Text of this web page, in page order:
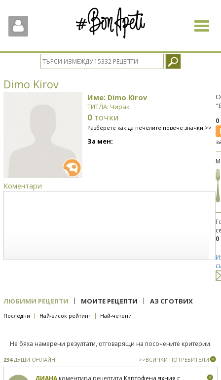
Toggle
Dimo Kirov
Име: Dimo Kirov
ТИТЛА: Чирак
0 точки
Разберете как да печелите повече значки >>
За мен:
Коментари
0
ЛЮБИМИ РЕЦЕПТИ | МОИТЕ РЕЦЕПТИ | АЗ СГОТВИХ
Последни | Най-висок рейтинг | Най-четени
Не бяха намерени резултати, отговарящи на посочените критерии.
234ДУШИ ОНЛАЙН >>ВСИЧКИ ПОТРЕБИТЕЛИ
ДИАНАкоментира рецептата Картофена яхния с